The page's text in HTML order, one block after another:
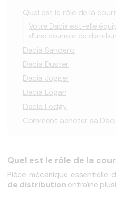
Quel est le rôle de la
Votre Dacia est-elle
d’une courroie de
Dacia Sandero
Dacia Duster
Dacia Jogger
Dacia Logan
Dacia Lodgy
Comment acheter sa
Quel est le rôle de la
Pièce mécanique essentielle
de distribution entraîne